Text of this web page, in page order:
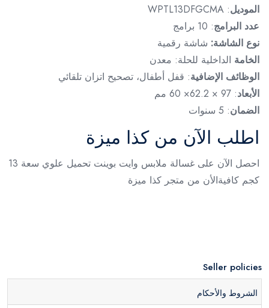
الموديل: WPTL13DFGCMA
عدد البرامج: 10 برامج
نوع الشاشة: شاشة رقمية
الخامة الداخلية للحلة: معدن
الوظائف الإضافية: قفل أطفال، تصحيح اتزان تلقائي
الأبعاد: 97 × 62.2× 60 مم
الضمان: 5 سنوات
اطلب الآن من كذا ميزة
احصل الآن على غسالة ملابس وايت بوينت تحميل علوي سعة 13
كجم كافيةالأن من متجر كذا ميزة
Seller policies
الشروط والأحكام